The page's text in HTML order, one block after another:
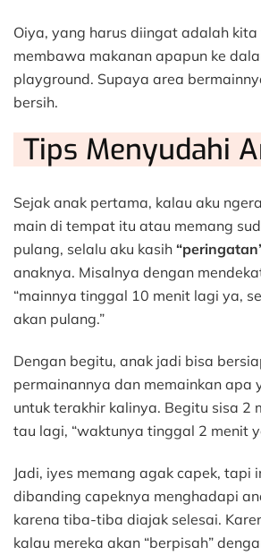
Oiya, yang harus diingat adalah
membawa makanan apapun ke
playground. Supaya area
bersih.
Tips Menyudahi
Sejak anak pertama, kalau aku
main di tempat itu atau memang
pulang, selalu aku kasih
anaknya. Misalnya dengan
“mainnya tinggal 10 menit lagi ya,
akan pulang.”
Dengan begitu, anak jadi bisa
permainannya dan memainkan apa
untuk terakhir kalinya. Begitu sisa 2
tau lagi, “waktunya tinggal 2 menit
Jadi, iyes memang agak capek, tapi
dibanding capeknya menghadapi
karena tiba-tiba diajak selesai.
kalau mereka akan “berpisah”